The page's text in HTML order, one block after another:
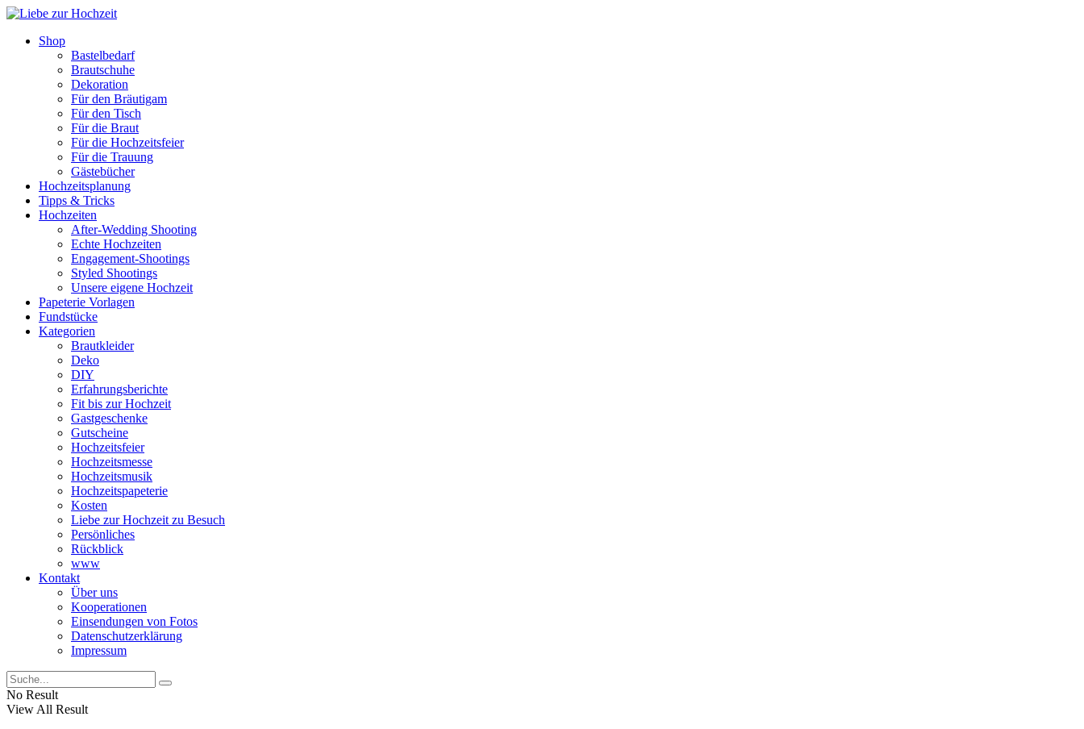
Shop
Bastelbedarf
Brautschuhe
Dekoration
Für den Bräutigam
Für den Tisch
Für die Braut
Für die Hochzeitsfeier
Für die Trauung
Gästebücher
Hochzeitsplanung
Tipps & Tricks
Hochzeiten
After-Wedding Shooting
Echte Hochzeiten
Engagement-Shootings
Styled Shootings
Unsere eigene Hochzeit
Papeterie Vorlagen
Fundstücke
Kategorien
Brautkleider
Deko
DIY
Erfahrungsberichte
Fit bis zur Hochzeit
Gastgeschenke
Gutscheine
Hochzeitsfeier
Hochzeitsmesse
Hochzeitsmusik
Hochzeitspapeterie
Kosten
Liebe zur Hochzeit zu Besuch
Persönliches
Rückblick
www
Kontakt
Über uns
Kooperationen
Einsendungen von Fotos
Datenschutzerklärung
Impressum
No Result
View All Result